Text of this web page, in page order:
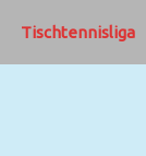
Tischtennisliga